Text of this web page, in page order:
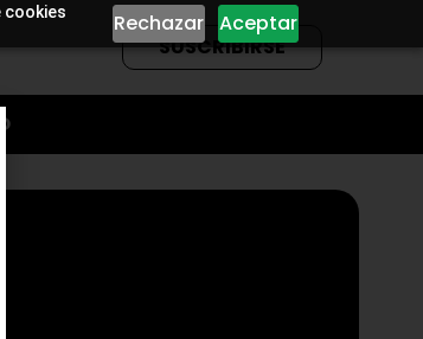
cookies
Rechazar Aceptar
SUSCRIBIRSE